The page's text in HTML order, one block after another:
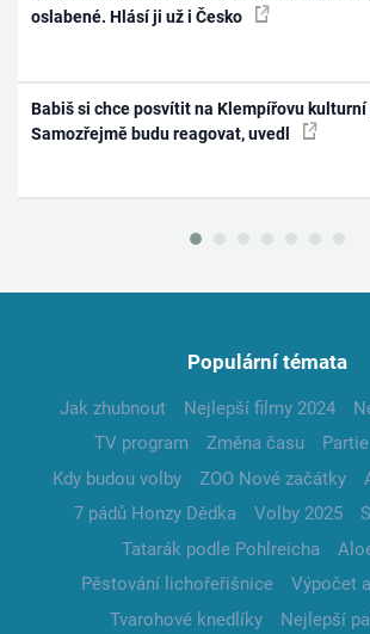
oslabené. Hlásí ji už i Česko
Babiš si chce posvítit na Klempířovu
Samozřejmě budu reagovat, uvedl
Populární témata
Jak zhubnout Nejlepší filmy 2024
TV program
Změna času Partie
Kdy budou volby
ZOO Nové začátky
7 pádů Honzy Dědka
Volby 2025
Tatarák podle Pohlreicha
Pěstování lichořeřišnice
Výpočet
Tvarohové knedlíky
Nejlepší